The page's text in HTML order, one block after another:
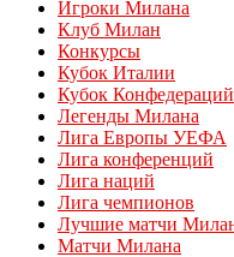
Игроки Милана
Клуб Милан
Конкурсы
Кубок Италии
Кубок Конфедераций
Легенды Милана
Лига Европы УЕФА
Лига конференций
Лига наций
Лига чемпионов
Лучшие матчи
Матчи Милана